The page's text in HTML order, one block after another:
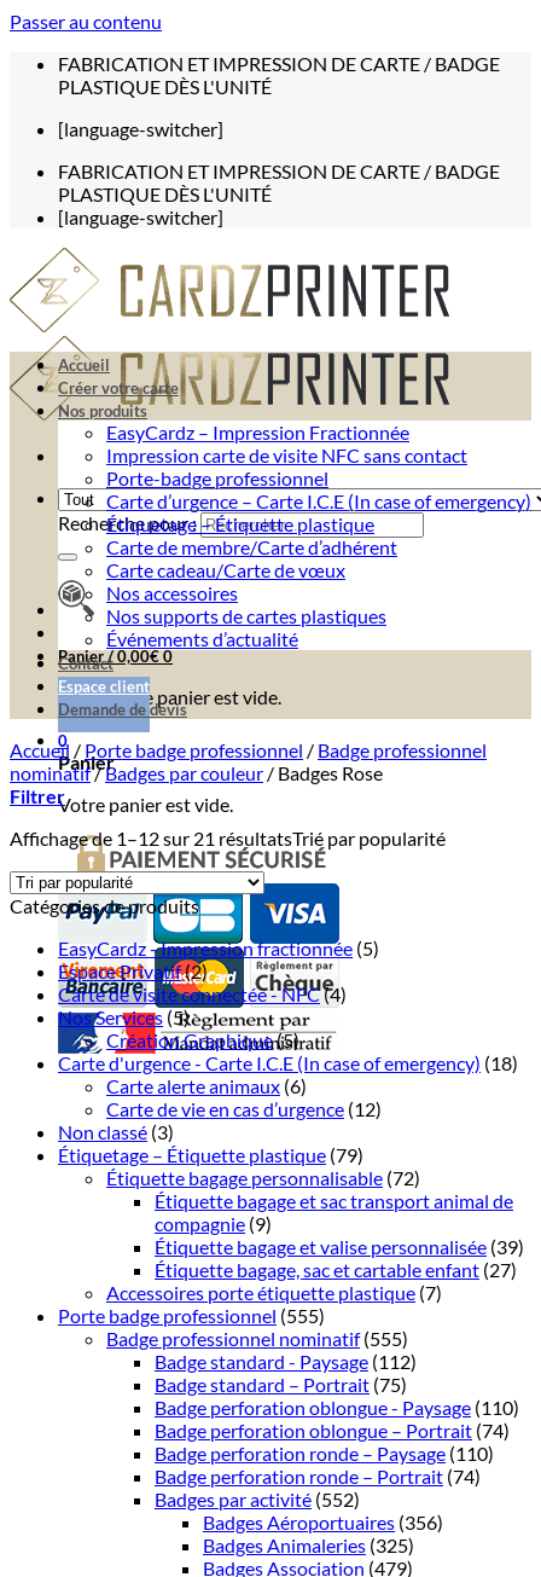
Passer au contenu
FABRICATION ET IMPRESSION DE CARTE / BADGE
PLASTIQUE DÈS L'UNITÉ
[language-switcher]
FABRICATION ET IMPRESSION DE CARTE / BADGE
PLASTIQUE DÈS L'UNITÉ
[language-switcher]
Recherche pour :
Panier /0,00€0
Votre panier est vide.
0
Panier
Votre panier est vide.
Accueil
Créer votre carte
Nos produits
EasyCardz – Impression Fractionnée
Impression carte de visite NFC sans contact
Porte-badge professionnel
Carte d’urgence – Carte I.C.E (In case of emergency)
Étiquetage – Étiquette plastique
Carte de membre/Carte d’adhérent
Carte cadeau/Carte de vœux
Nos accessoires
Nos supports de cartes plastiques
Événements d’actualité
Contact
Espace client
Demande de devis
Accueil / Porte badge professionnel / Badge professionnel
nominatif/ Badges par couleur / Badges Rose
Filtrer
Affichage de 1–12 sur 21 résultatsTrié par popularité
Catégories de produits
EasyCardz - Impression fractionnée (5)
Espace Privatif(2)
Carte de visite connectée - NFC(4)
Nos Services (5)
Création Graphique(5)
Carte d'urgence - Carte I.C.E (In case of emergency) (18)
Carte alerte animaux (6)
Carte de vie en cas d’urgence (12)
Non classé (3)
Étiquetage – Étiquette plastique (79)
Étiquette bagage personnalisable (72)
Étiquette bagage et sac transport animal de
compagnie (9)
Étiquette bagage et valise personnalisée (39)
Étiquette bagage, sac et cartable enfant (27)
Accessoires porte étiquette plastique (7)
Porte badge professionnel (555)
Badge professionnel nominatif (555)
Badge standard - Paysage (112)
Badge standard – Portrait (75)
Badge perforation oblongue - Paysage (110)
Badge perforation oblongue – Portrait (74)
Badge perforation ronde – Paysage (110)
Badge perforation ronde – Portrait (74)
Badges par activité (552)
Badges Aéroportuaires (356)
Badges Animaleries (325)
Badges Association (479)